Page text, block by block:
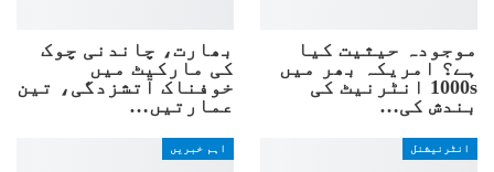
موجودہ حیثیت کیا
ہے؟ امریکہ بھر میں
1000s انٹرنیٹ کی
بندش کی…
بھارت، چاندنی چوک
کی مارکیٹ میں
خوفناک آتشزدگی، تین
عمارتیں…
انٹرنیشنل اہم خبریں